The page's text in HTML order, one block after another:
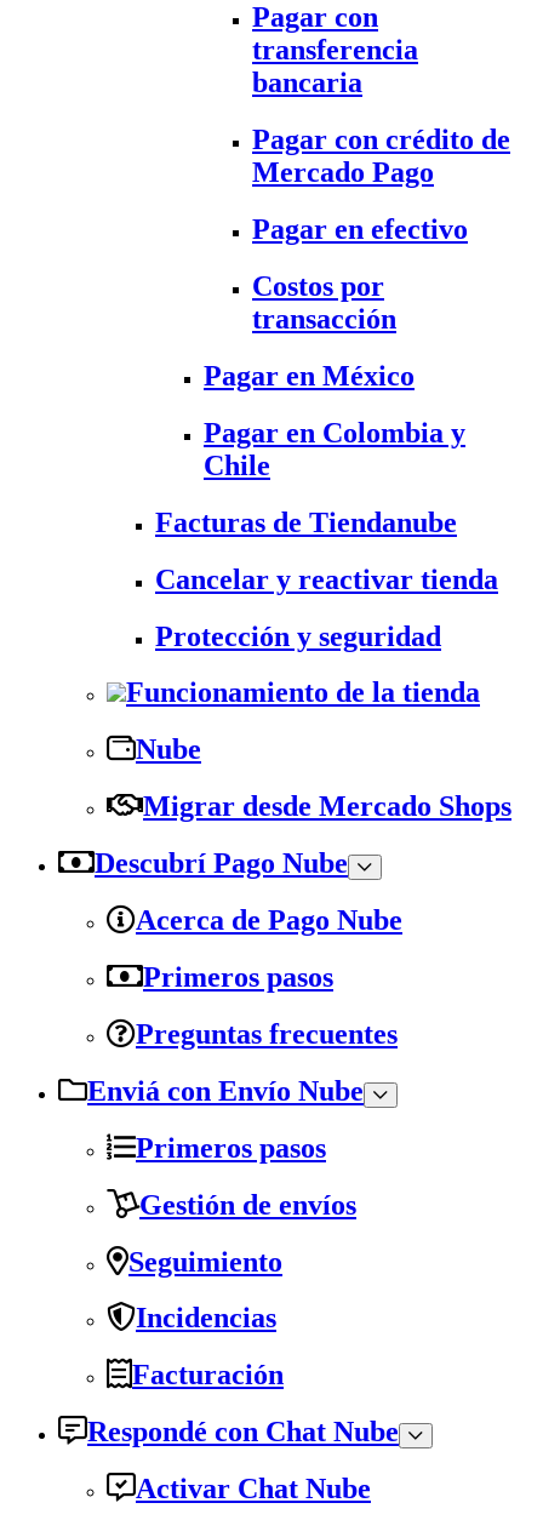
Pagar con
transferencia
bancaria
Pagar con crédito de
Mercado Pago
Pagar en efectivo
Costos por
transacción
Pagar en México
Pagar en Colombia y
Chile
Facturas de Tiendanube
Cancelar y reactivar tienda
Protección y seguridad
Funcionamiento de la tienda
Nube
Migrar desde Mercado Shops
Descubrí Pago Nube
Acerca de Pago Nube
Primeros pasos
Preguntas frecuentes
Enviá con Envío Nube
Primeros pasos
Gestión de envíos
Seguimiento
Incidencias
Facturación
Respondé con Chat Nube
Activar Chat Nube